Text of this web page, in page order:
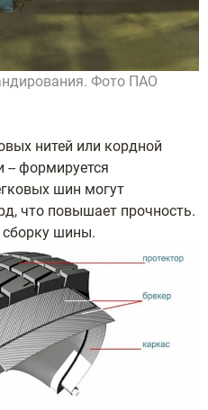
Фото ПАО
нитей или кордной
формируется
шин могут
что повышает прочность.
шины.